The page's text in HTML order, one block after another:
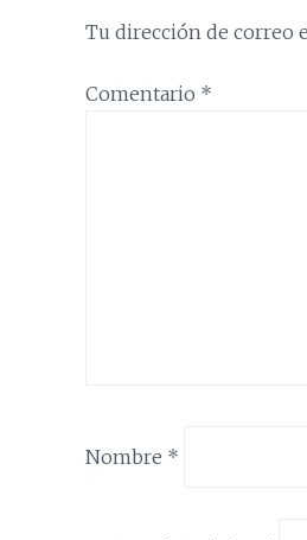
Tu dirección de correo
Comentario *
Nombre *